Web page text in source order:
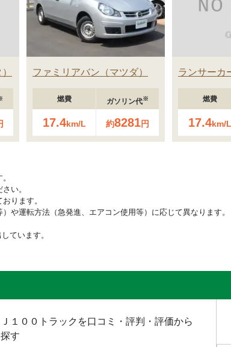
ファミリアバン マツダ
燃費
17.4km/L
ガソリン代※
約8281円
ランサーカ
燃費
17.4km/L
い。
ります。
や運転方法（急発進、エアコン使用等）に応じて異なります。
ています。
Ｊ１００トラックを口コミ・評判・評価から
探す